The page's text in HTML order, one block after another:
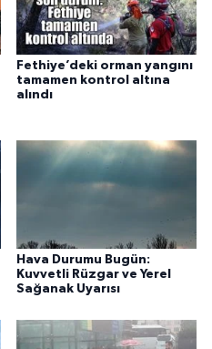
Fethiye’deki orman yangını
tamamen kontrol altına
alındı
Hava Durumu Bugün:
Kuvvetli Rüzgar ve Yerel
Sağanak Uyarısı